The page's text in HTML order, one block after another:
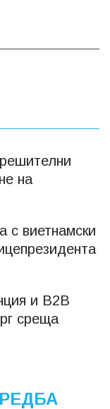
на
с виетнамски
и B2B
среща